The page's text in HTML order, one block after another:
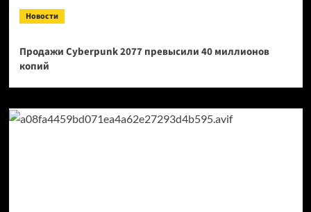
Новости
Продажи Cyberpunk 2077 превысили 40 миллионов
копий